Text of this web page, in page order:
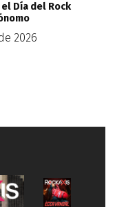
Día del Rock
2026